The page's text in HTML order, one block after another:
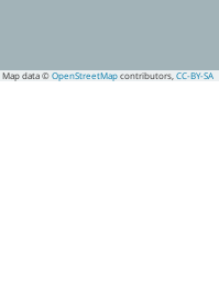
Map data © OpenStreetMap contributors, CC-BY-SA